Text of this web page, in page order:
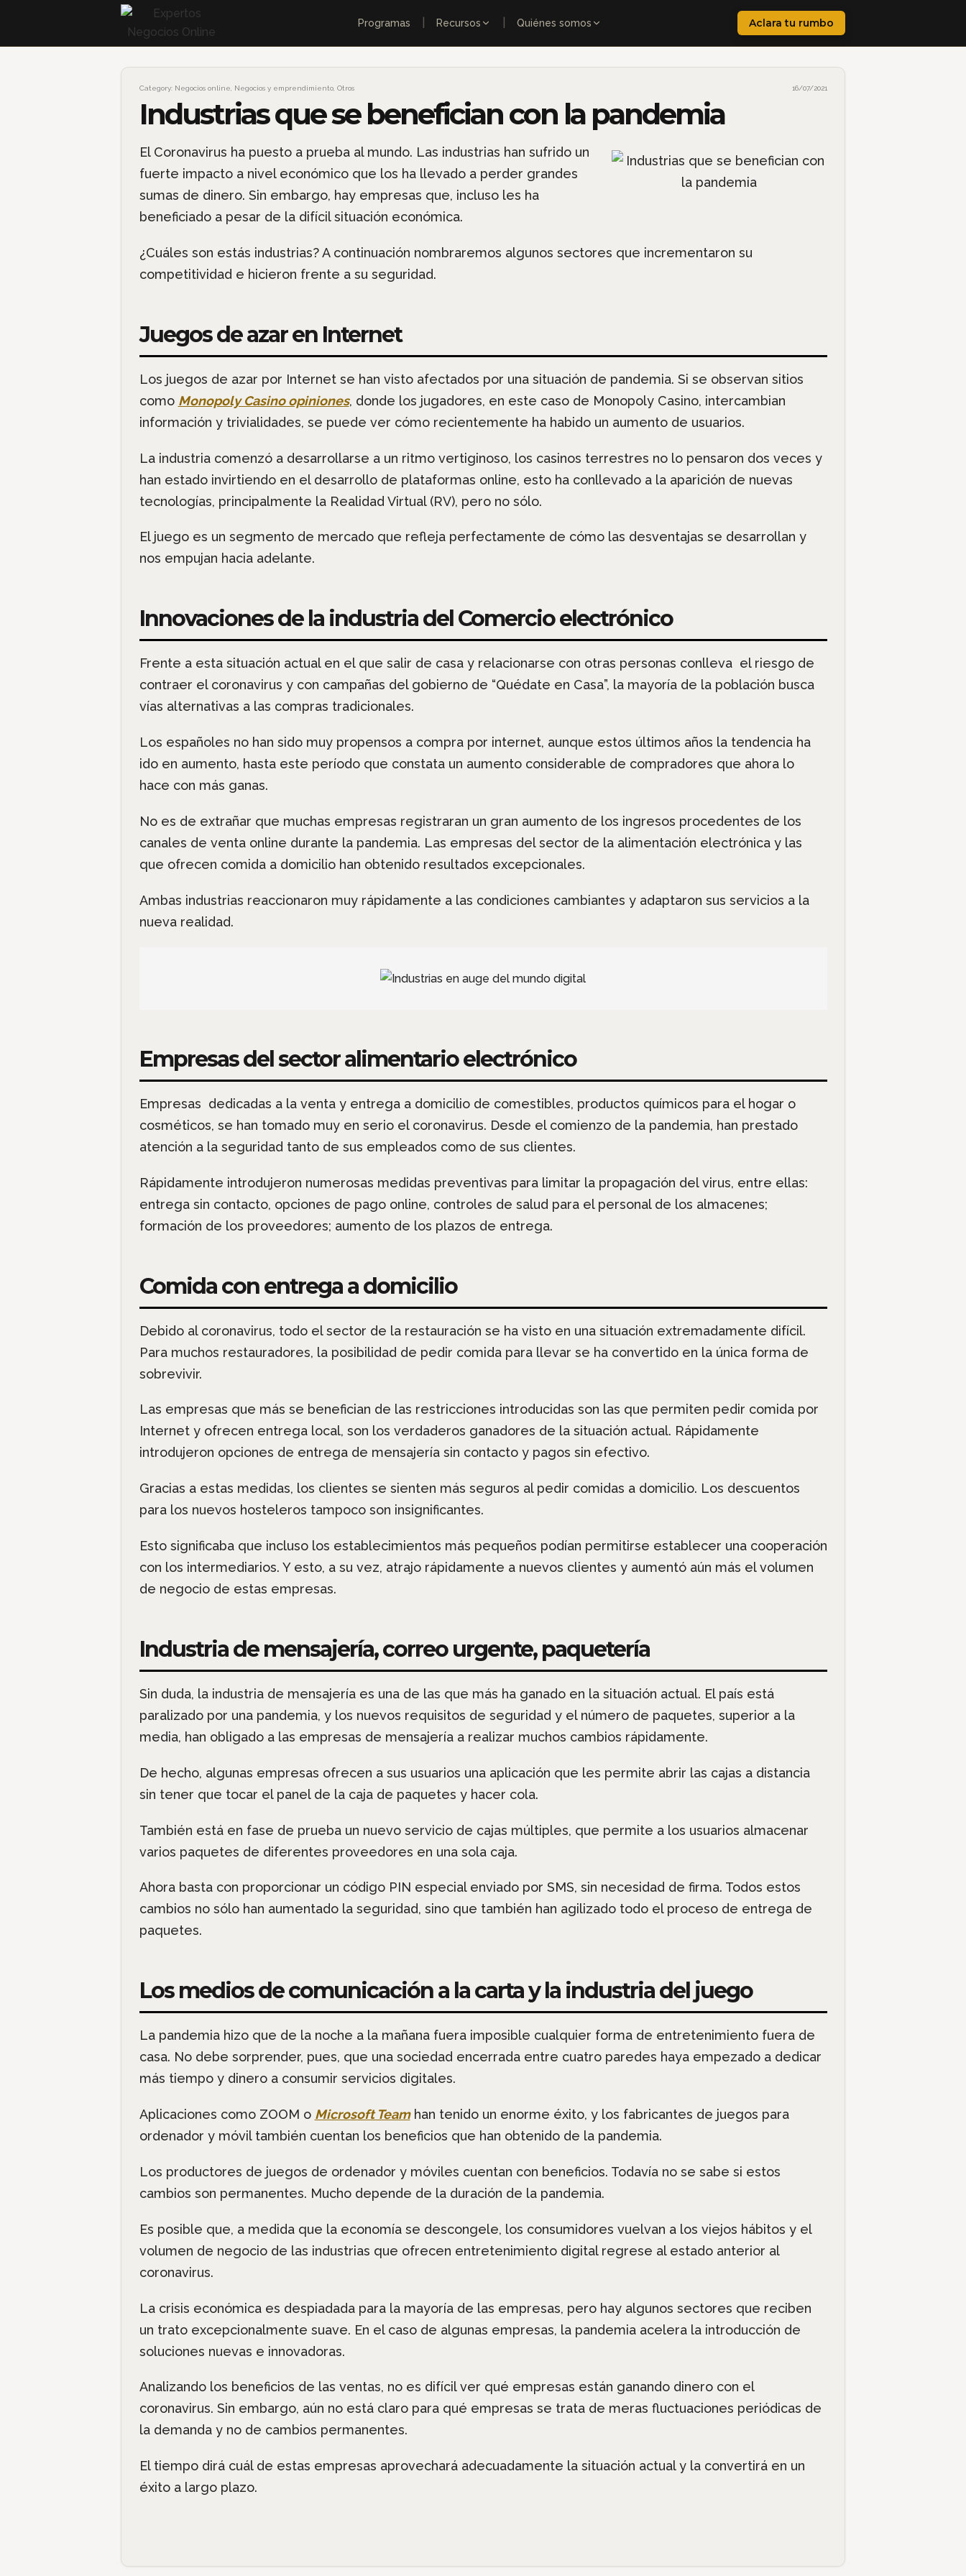
Programas Recursos Quiénes somos Aclara tu rumbo
16/07/2021
Category: Negocios online Negocios y emprendimiento, Otros
Industrias que se benefician con la pandemia
El Coronavirus ha puesto a prueba al mundo. Las industrias han sufrido un
fuerte impacto a nivel económico que los ha llevado a perder grandes
sumas de dinero. Sin embargo, hay empresas que, incluso les ha
beneficiado a pesar de la difícil situación económica.
¿Cuáles son estás industrias? A continuación nombraremos algunos sectores que incrementaron su
competitividad e hicieron frente a su seguridad.
Juegos de azar en Internet
Los juegos de azar por Internet se han visto afectados por una situación de pandemia. Si se observan sitios
como Monopoly Casino opiniones, donde los jugadores, en este caso de Monopoly Casino, intercambian
información y trivialidades, se puede ver cómo recientemente ha habido un aumento de usuarios.
La industria comenzó a desarrollarse a un ritmo vertiginoso, los casinos terrestres no lo pensaron dos veces y
han estado invirtiendo en el desarrollo de plataformas online, esto ha conllevado a la aparición de nuevas
tecnologías, principalmente la Realidad Virtual (RV), pero no sólo.
El juego es un segmento de mercado que refleja perfectamente de cómo las desventajas se desarrollan y
nos empujan hacia adelante.
Innovaciones de la industria del Comercio electrónico
Frente a esta situación actual en el que salir de casa y relacionarse con otras personas conlleva el riesgo de
contraer el coronavirus y con campañas del gobierno de “Quédate en Casa”, la mayoría de la población busca
vías alternativas a las compras tradicionales.
Los españoles no han sido muy propensos a compra por internet, aunque estos últimos años la tendencia ha
ido en aumento, hasta este período que constata un aumento considerable de compradores que ahora lo
hace con más ganas.
No es de extrañar que muchas empresas registraran un gran aumento de los ingresos procedentes de los
canales de venta online durante la pandemia. Las empresas del sector de la alimentación electrónica y las
que ofrecen comida a domicilio han obtenido resultados excepcionales.
Ambas industrias reaccionaron muy rápidamente a las condiciones cambiantes y adaptaron sus servicios a la
nueva realidad.
Empresas del sector alimentario electrónico
Empresas dedicadas a la venta y entrega a domicilio de comestibles, productos químicos para el hogar o
cosméticos, se han tomado muy en serio el coronavirus. Desde el comienzo de la pandemia, han prestado
atención a la seguridad tanto de sus empleados como de sus clientes.
Rápidamente introdujeron numerosas medidas preventivas para limitar la propagación del virus, entre ellas:
entrega sin contacto, opciones de pago online, controles de salud para el personal de los almacenes;
formación de los proveedores; aumento de los plazos de entrega.
Comida con entrega a domicilio
Debido al coronavirus, todo el sector de la restauración se ha visto en una situación extremadamente difícil.
Para muchos restauradores, la posibilidad de pedir comida para llevar se ha convertido en la única forma de
sobrevivir.
Las empresas que más se benefician de las restricciones introducidas son las que permiten pedir comida por
Internet y ofrecen entrega local, son los verdaderos ganadores de la situación actual. Rápidamente
introdujeron opciones de entrega de mensajería sin contacto y pagos sin efectivo.
Gracias a estas medidas, los clientes se sienten más seguros al pedir comidas a domicilio. Los descuentos
para los nuevos hosteleros tampoco son insignificantes.
Esto significaba que incluso los establecimientos más pequeños podían permitirse establecer una cooperación
con los intermediarios. Y esto, a su vez, atrajo rápidamente a nuevos clientes y aumentó aún más el volumen
de negocio de estas empresas.
Industria de mensajería, correo urgente, paquetería
Sin duda, la industria de mensajería es una de las que más ha ganado en la situación actual. El país está
paralizado por una pandemia, y los nuevos requisitos de seguridad y el número de paquetes, superior a la
media, han obligado a las empresas de mensajería a realizar muchos cambios rápidamente.
De hecho, algunas empresas ofrecen a sus usuarios una aplicación que les permite abrir las cajas a distancia
sin tener que tocar el panel de la caja de paquetes y hacer cola.
También está en fase de prueba un nuevo servicio de cajas múltiples, que permite a los usuarios almacenar
varios paquetes de diferentes proveedores en una sola caja.
Ahora basta con proporcionar un código PIN especial enviado por SMS, sin necesidad de firma. Todos estos
cambios no sólo han aumentado la seguridad, sino que también han agilizado todo el proceso de entrega de
paquetes.
Los medios de comunicación a la carta y la industria del juego
La pandemia hizo que de la noche a la mañana fuera imposible cualquier forma de entretenimiento fuera de
casa. No debe sorprender, pues, que una sociedad encerrada entre cuatro paredes haya empezado a dedicar
más tiempo y dinero a consumir servicios digitales.
Aplicaciones como ZOOM o Microsoft Teamhan tenido un enorme éxito, y los fabricantes de juegos para
ordenador y móvil también cuentan los beneficios que han obtenido de la pandemia.
Los productores de juegos de ordenador y móviles cuentan con beneficios. Todavía no se sabe si estos
cambios son permanentes. Mucho depende de la duración de la pandemia.
Es posible que, a medida que la economía se descongele, los consumidores vuelvan a los viejos hábitos y el
volumen de negocio de las industrias que ofrecen entretenimiento digital regrese al estado anterior al
coronavirus.
La crisis económica es despiadada para la mayoría de las empresas, pero hay algunos sectores que reciben
un trato excepcionalmente suave. En el caso de algunas empresas, la pandemia acelera la introducción de
soluciones nuevas e innovadoras.
Analizando los beneficios de las ventas, no es difícil ver qué empresas están ganando dinero con el
coronavirus. Sin embargo, aún no está claro para qué empresas se trata de meras fluctuaciones periódicas de
la demanda y no de cambios permanentes.
El tiempo dirá cuál de estas empresas aprovechará adecuadamente la situación actual y la convertirá en un
éxito a largo plazo.